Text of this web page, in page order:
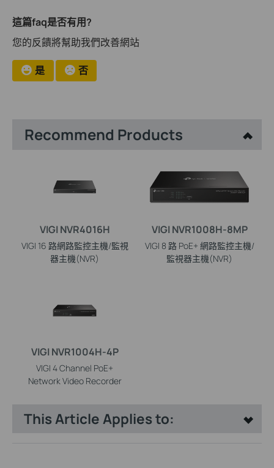
這篇faq是否有用?
您的反饋將幫助我們改善網站
是 否
Recommend Products
VIGI NVR4016H
VIGI 16 路網路監控主機/監視
器主機(NVR)
VIGI NVR1008H-8MP
VIGI 8 路 PoE+ 網路監控主機/
監視器主機(NVR)
VIGI NVR1004H-4P
VIGI 4 Channel PoE+
Network Video Recorder
This Article Applies to: